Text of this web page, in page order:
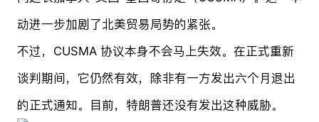
动进一步加剧了北美贸易局势的紧张。
不过，CUSMA 协议本身不会马上失效。在正式重新
谈判期间，它仍然有效，除非有一方发出六个月退出
的正式通知。目前，特朗普还没有发出这种威胁。